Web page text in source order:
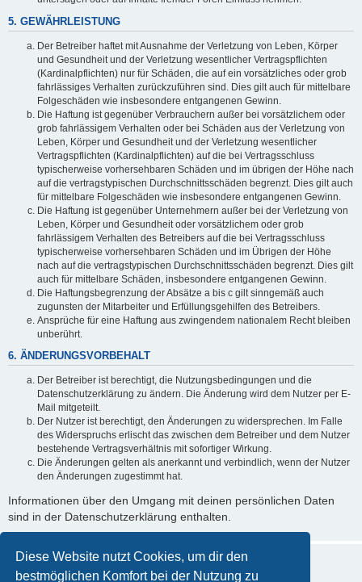
Diese Website nutzt Cookies, um dir den
bestmöglichen Komfort bei der Nutzung zu
5. GEWÄHRLEISTUNG
Der Betreiber haftet mit Ausnahme der Verletzung von Leben, Körper
und Gesundheit und der Verletzung wesentlicher Vertragspflichten
(Kardinalpflichten) nur für Schäden, die auf ein vorsätzliches oder grob
fahrlässiges Verhalten zurückzuführen sind. Dies gilt auch für mittelbare
Folgeschäden wie insbesondere entgangenen Gewinn.
Die Haftung ist gegenüber Verbrauchern außer bei vorsätzlichem oder
grob fahrlässigem Verhalten oder bei Schäden aus der Verletzung von
Leben, Körper und Gesundheit und der Verletzung wesentlicher
Vertragspflichten (Kardinalpflichten) auf die bei Vertragsschluss
typischerweise vorhersehbaren Schäden und im übrigen der Höhe nach
auf die vertragstypischen Durchschnittsschäden begrenzt. Dies gilt auch
für mittelbare Folgeschäden wie insbesondere entgangenen Gewinn.
Die Haftung ist gegenüber Unternehmern außer bei der Verletzung von
Leben, Körper und Gesundheit oder vorsätzlichem oder grob
fahrlässigem Verhalten des Betreibers auf die bei Vertragsschluss
typischerweise vorhersehbaren Schäden und im Übrigen der Höhe
nach auf die vertragstypischen Durchschnittsschäden begrenzt. Dies gilt
auch für mittelbare Schäden, insbesondere entgangenen Gewinn.
Die Haftungsbegrenzung der Absätze a bis c gilt sinngemäß auch
zugunsten der Mitarbeiter und Erfüllungsgehilfen des Betreibers.
Ansprüche für eine Haftung aus zwingendem nationalem Recht bleiben
unberührt.
6. ÄNDERUNGSVORBEHALT
Der Betreiber ist berechtigt, die Nutzungsbedingungen und die
Datenschutzerklärung zu ändern. Die Änderung wird dem Nutzer per E-
Mail mitgeteilt.
Der Nutzer ist berechtigt, den Änderungen zu widersprechen. Im Falle
des Widerspruchs erlischt das zwischen dem Betreiber und dem Nutzer
bestehende Vertragsverhältnis mit sofortiger Wirkung.
Die Änderungen gelten als anerkannt und verbindlich, wenn der Nutzer
den Änderungen zugestimmt hat.
Informationen über den Umgang mit deinen persönlichen Daten
sind in der Datenschutzerklärung enthalten.